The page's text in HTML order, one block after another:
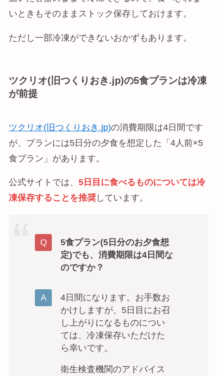
いときもそのままストック保存しておけます。
ただし一部冷凍ができないおかずもあります。
ツクリオ(旧つくりおき.jp)の5食プランは冷凍
が前提
ツクリオ(旧つくりおき.jp)の消費期限は4日間です
が、プランには5日分の夕食を想定した「4人前×5
食プラン」があります。
公式サイトでは、 5日目に食べるものについては冷
凍保存することを推奨しています。
5食プラン(5日分のお夕食想
定)でも、消費期限は4日間な
のですか？
4日間になります。お手数お
かけしますが、5日目にお召
し上がりになるものについ
ては、冷凍保存いただけた
ら幸いです。
衛生検査機関のアドバイス